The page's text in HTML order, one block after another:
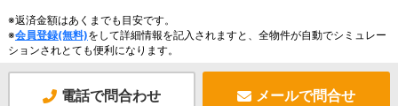
※返済金額はあくまでも目安です。
※会員登録(無料)をして詳細情報を記入されますと、全物件が自動でシミュレー
ションされとても便利になります。
電話で問合わせ メールで問合せ